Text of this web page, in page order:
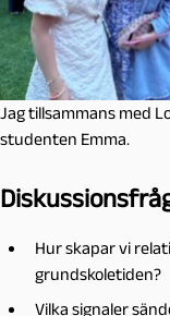
Jag tillsammans med
studenten Emma.
Hur skapar vi
grundskoletiden?
Vilka signaler